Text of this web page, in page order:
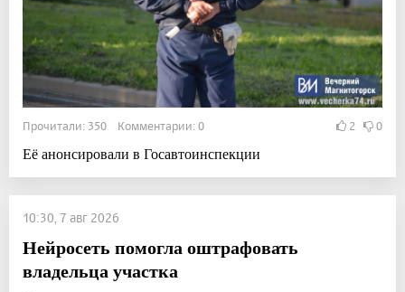
Прочитали: 350 Комментарии: 0 2 0
Её анонсировали в Госавтоинспекции
10:30, 7 авг 2026
Нейросеть помогла оштрафовать
владельца участка